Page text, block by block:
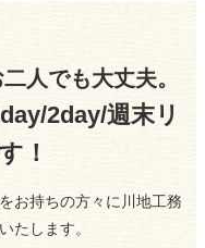
って交付申請の予約
人でも大丈夫。
2day/週末リ
！
お持ちの方々に川地工務
たします。